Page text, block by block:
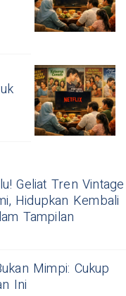
Geliat Tren Vintage
Hidupkan Kembali
Tampilan
Mimpi: Cukup
Ini